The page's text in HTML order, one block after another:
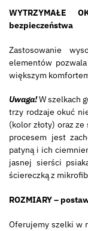
bezpieczeństwa
Zastosowanie
elementów
większym
Uwaga!W szelkach
trzy rodzaje okuć
(kolor złoty) oraz
procesem jest
patyną i ich
jasnej sierści
ściereczką z
ROZMIARY –
Oferujemy szelki w